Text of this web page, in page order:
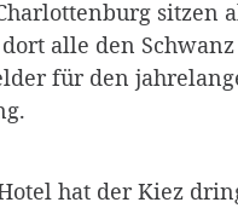
sitzen
alle den
für den
hat der Kiez